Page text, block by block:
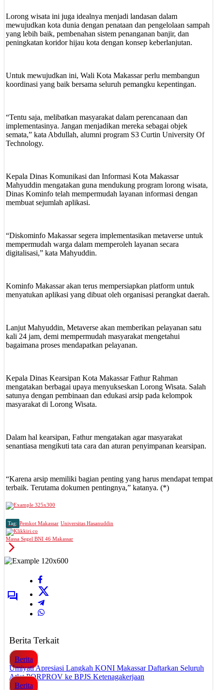
Lorong wisata ini juga idealnya menjadi landasan dalam
mewujudkan kota dunia dengan penataan dan pengelolaan sampah
yang lebih baik, pembenahan sistem penanganan banjir, dan
peningkatan koridor hijau kota dengan konsep keberlanjutan.
Untuk mewujudkan ini, Wali Kota Makassar perlu membangun
koordinasi yang baik bersama seluruh pemangku kepentingan.
“Tentu saja, melibatkan masyarakat dalam perencanaan dan
implementasinya. Jangan menjadikan mereka sebagai objek
semata,” kata Abdullah, alumni program S3 Curtin University Of
Technology.
Kepala Dinas Komunikasi dan Informasi Kota Makassar
Mahyuddin mengatakan guna mendukung program lorong wisata,
Dinas Kominfo telah mempermudah layanan informasi dengan
membuat sejumlah aplikasi.
“Diskominfo Makassar segera implementasikan metaverse untuk
mempermudah warga dalam memperoleh layanan secara
digitalisasi,” kata Mahyuddin.
Kominfo Makassar akan terus mempersiapkan platform untuk
menyatukan aplikasi yang dibuat oleh organisasi perangkat daerah.
Lanjut Mahyuddin, Metaverse akan memberikan pelayanan satu
kali 24 jam, demi mempermudah masyarakat mengetahui
bagaimana proses mendapatkan pelayanan.
Kepala Dinas Kearsipan Kota Makassar Fathur Rahman
mengatakan berbagai upaya menyukseskan Lorong Wisata. Salah
satunya dengan pembinaan dan edukasi arsip pada kelompok
masyarakat di Lorong Wisata.
Dalam hal kearsipan, Fathur mengatakan agar masyarakat
senantiasa mengikuti tata cara dan aturan penyimpanan kearsipan.
“Karena arsip memiliki bagian penting yang harus mendapat tempat
terbaik. Terutama dokumen pentingnya,” katanya. (*)
Tag: Pemkot Makassar Universitas Hasanuddin
Massa Segel BNI 46 Makassar
Berita Terkait
Berita
Umiyati Apresiasi Langkah KONI Makassar Daftarkan Seluruh
Atlet PORPROV ke BPJS Ketenagakerjaan
Berita